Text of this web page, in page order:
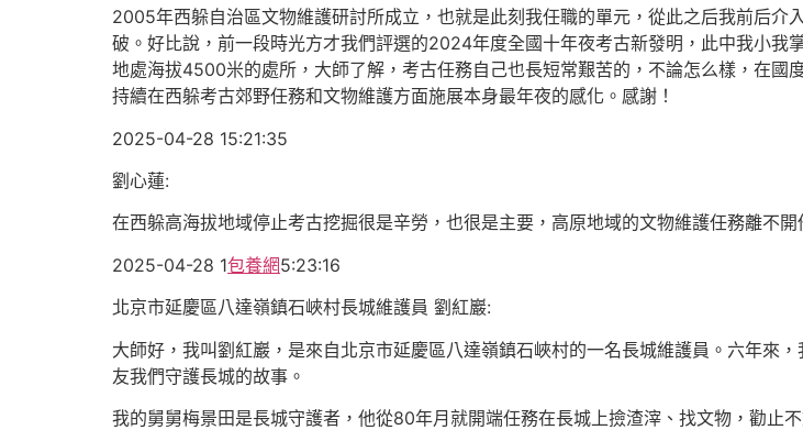
2005年西躲自治區文物維護研討所成立，也就是此刻我任職的單元，從此之后我前后
破。好比說，前一段時光方才我們評選的2024年度全國十年夜考古新發明，此中我小
地處海拔4500米的處所，大師了解，考古任務自己也長短常艱苦的，不論怎么樣，在
持續在西躲考古郊野任務和文物維護方面施展本身最年夜的感化。感謝！
2025-04-28 15:21:35
劉心蓮:
在西躲高海拔地域停止考古挖掘很是辛勞，也很是主要，高原地域的文物維護任務離不
2025-04-28 1包養網5:23:16
北京市延慶區八達嶺鎮石峽村長城維護員 劉紅巖:
大師好，我叫劉紅巖，是來自北京市延慶區八達嶺鎮石峽村的一名長城維護員。六年來
友我們守護長城的故事。
我的舅舅梅景田是長城守護者，他從80年月就開端任務在長城上撿渣滓、找文物，勸止